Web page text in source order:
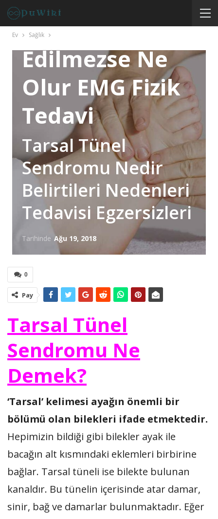
Ev Sağlık
Tedavi
Edilmezse Ne
Olur EMG Fizik
Tedavi
Tarsal Tünel
Sendromu Nedir
Belirtileri Nedenleri
Tedavisi Egzersizleri
Tarihinde Ağu 19, 2018
0
Pay
Tarsal Tünel
Sendromu Ne
Demek?
‘Tarsal’ kelimesi ayağın önemli bir
bölümü olan bilekleri ifade etmektedir.
Hepimizin bildiği gibi bilekler ayak ile
bacağın alt kısmındaki eklemleri birbirine
bağlar. Tarsal tüneli ise bilekte bulunan
kanaldır. Bu tünelin içerisinde atar damar,
sinir, bağ ve damarlar bulunmaktadır. Eğer